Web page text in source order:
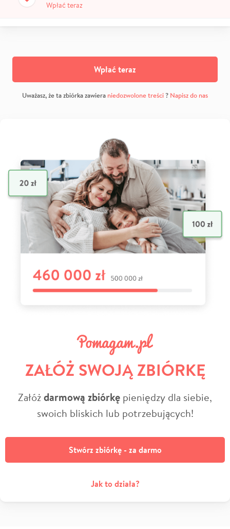
Wpłać teraz
Wpłać teraz
Uważasz, że ta zbiórka zawiera niedozwolone treści? Napisz do nas
ZAŁÓŻ SWOJĄ ZBIÓRKĘ
Załóżdarmową zbiórkę pieniędzy dla siebie,
swoich bliskich lub potrzebujących!
Stwórz zbiórkę - za darmo
Jak to działa?